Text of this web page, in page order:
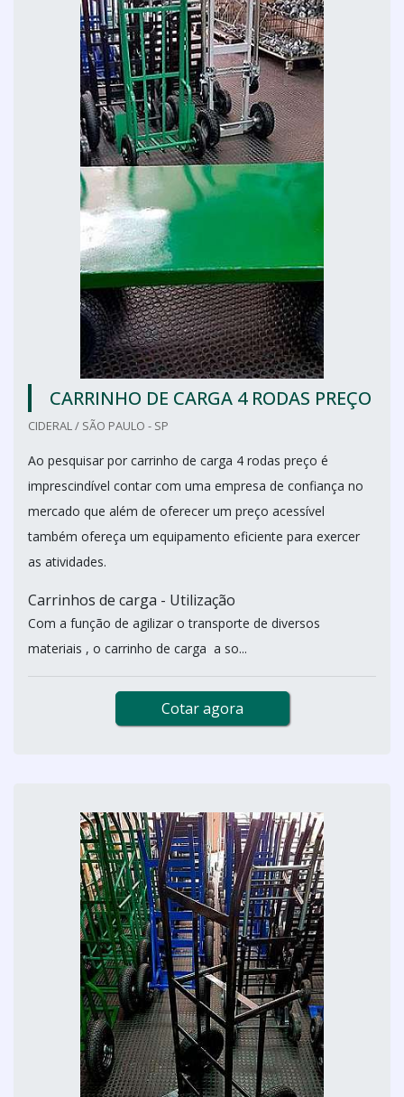
CARRINHO DE CARGA 4 RODAS PREÇO
CIDERAL / SÃO PAULO - SP
Ao pesquisar por carrinho de carga 4 rodas preço é
imprescindível contar com uma empresa de confiança no
mercado que além de oferecer um preço acessível
também ofereça um equipamento eficiente para exercer
as atividades.
Carrinhos de carga - Utilização
Com a função de agilizar o transporte de diversos
materiais , o carrinho de carga a so...
Cotar agora